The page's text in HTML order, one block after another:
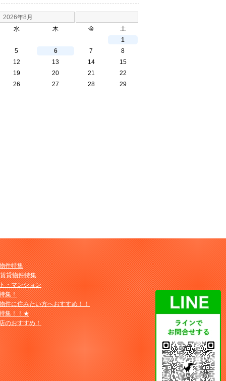
2026年8月
水 木 金
土
1
5 6 7
8
12 13 14
15
19 20 21
22
26 27 28
29
件特集
貸物件特集
・マンション
集！
件に住みたい方へおすすめ！！
集！！★
のおすすめ！